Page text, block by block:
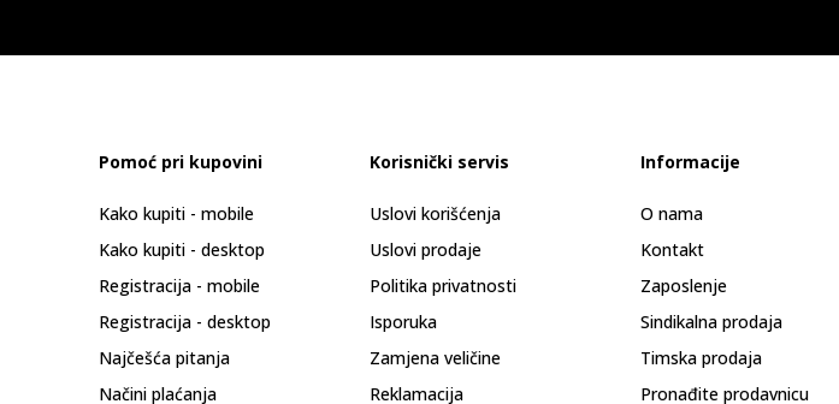
Pomoć pri kupovini
Kako kupiti - mobile
Kako kupiti - desktop
Registracija - mobile
Registracija - desktop
Najčešća pitanja
Načini plaćanja
Korisnički servis
Uslovi korišćenja
Uslovi prodaje
Politika privatnosti
Isporuka
Zamjena veličine
Reklamacija
Informacije
O nama
Kontakt
Zaposlenje
Sindikalna prodaja
Timska prodaja
Pronađite prodavnicu